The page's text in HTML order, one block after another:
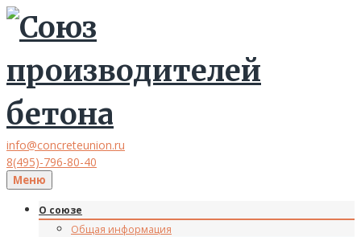
info@concreteunion.ru
8(495)-796-80-40
Меню
О союзе
Общая информация